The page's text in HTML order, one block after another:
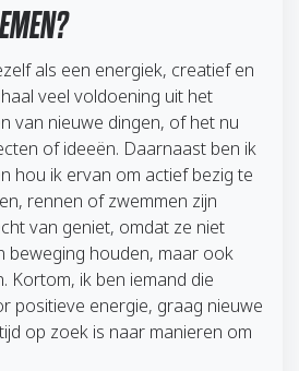
als een energiek, creatief en
veel voldoening uit het
van nieuwe dingen, of het nu
of ideeën. Daarnaast ben ik
hou ik ervan om actief bezig te
rennen of zwemmen zijn
van geniet, omdat ze niet
beweging houden, maar ook
Kortom, ik ben iemand die
positieve energie, graag nieuwe
op zoek is naar manieren om